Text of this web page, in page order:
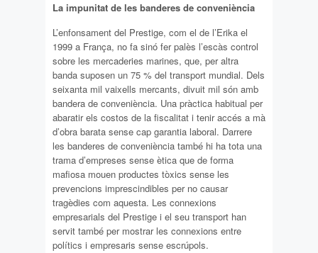
La impunitat de les banderes de conveniència
L’enfonsament del Prestige, com el de l’Erika el
1999 a França, no fa sinó fer palès l’escàs control
sobre les mercaderies marines, que, per altra
banda suposen un 75 % del transport mundial. Dels
seixanta mil vaixells mercants, divuit mil són amb
bandera de conveniència. Una pràctica habitual per
abaratir els costos de la fiscalitat i tenir accés a mà
d’obra barata sense cap garantia laboral. Darrere
les banderes de conveniència també hi ha tota una
trama d’empreses sense ètica que de forma
mafiosa mouen productes tòxics sense les
prevencions imprescindibles per no causar
tragèdies com aquesta. Les connexions
empresarials del Prestige i el seu transport han
servit també per mostrar les connexions entre
polítics i empresaris sense escrúpols.